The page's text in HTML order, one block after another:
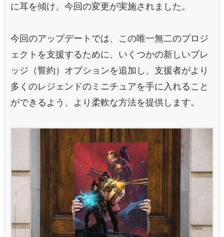
に耳を傾け、今回の変更が実施されました。
今回のアップデートでは、この唯一無二のプロジ
ェクトを支援するために、いくつかの新しいプレ
ッジ（誓約）オプションを追加し、支援者がより
多くのレジェンドのミニチュアを手に入れること
ができるよう、より柔軟な方法を提供します。